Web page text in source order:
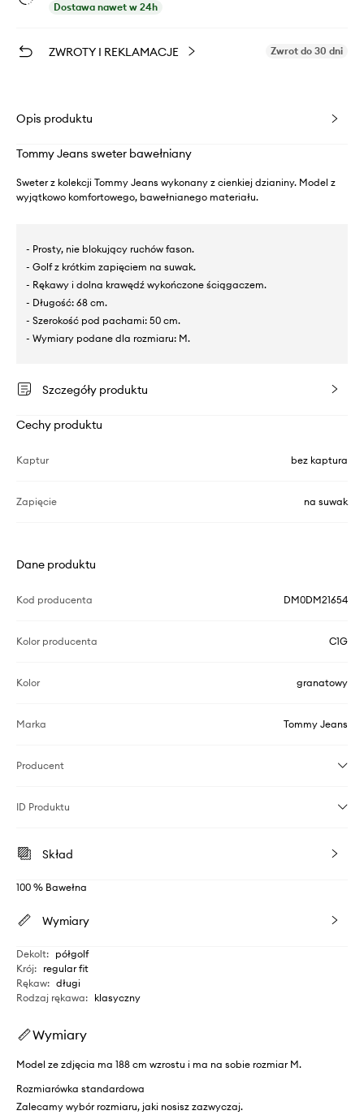
Dostawa nawet w 24h
ZWROTY I REKLAMACJE Zwrot do 30 dni
Opis produktu
Tommy Jeans sweter bawełniany
Sweter z kolekcji Tommy Jeans wykonany z cienkiej dzianiny. Model z
wyjątkowo komfortowego, bawełnianego materiału.
- Prosty, nie blokujący ruchów fason.
- Golf z krótkim zapięciem na suwak.
- Rękawy i dolna krawędź wykończone ściągaczem.
- Długość: 68 cm.
- Szerokość pod pachami: 50 cm.
- Wymiary podane dla rozmiaru: M.
Szczegóły produktu
Cechy produktu
Kaptur bez kaptura
Zapięcie na suwak
Dane produktu
Kod producenta DM0DM21654
Kolor producenta C1G
Kolor granatowy
Marka Tommy Jeans
Producent
ID Produktu
Skład
100 % Bawełna
Wymiary
Dekolt: półgolf
Krój: regular fit
Rękaw: długi
Rodzaj rękawa: klasyczny
Wymiary
Model ze zdjęcia ma 188 cm wzrostu i ma na sobie rozmiar M.
Rozmiarówka standardowa
Zalecamy wybór rozmiaru, jaki nosisz zazwyczaj.